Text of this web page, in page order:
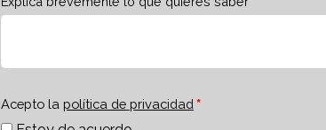
Acepto la política de privacidad